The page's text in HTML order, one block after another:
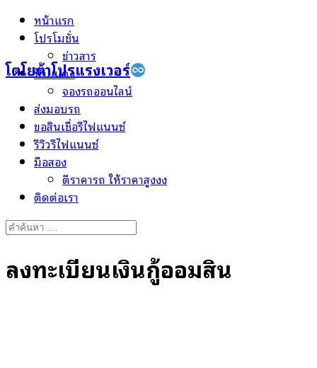
Skip
โตโยต้าโปรแรงเวอร์
หน้าแรก
โปรโมชั่น
ข่าวสาร
ป้ายแดง
จองรถออนไลน์
ส่งมอบรถ
ขอสินเชื่อรีไฟแนนซ์
รีวิวรีไฟแนนซ์
มือสอง
ตีราคารถ ให้ราคาสูงงง
ติดต่อเรา
Search
ลงทะเบียนเงินกู้ออมสิน